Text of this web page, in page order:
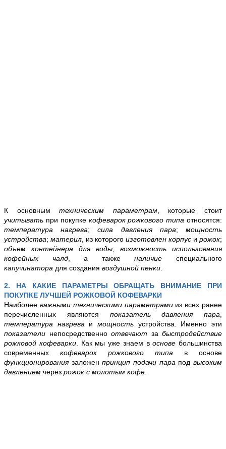
К основнымтехническим параметрам, которые стоит
учитывать при покупке кофеварок рожкового типа относятся:
температура нагрева;сила давления пара;мощность
устройства; материл, из которого изготовлен корпус и рожок;
объем контейнера для воды; возможность использования
кофейных чалд, а такженаличиеспециального
капучинатора для создания воздушной пенки.
2. НА КАКИЕ ПАРАМЕТРЫ ОБРАЩАТЬ ВНИМАНИЕ ПРИ
ПОКУПКЕ ЛУЧШЕЙ РОЖКОВОЙ КОФЕВАРКИ
Наиболее важными техническими параметрамииз всех ранее
перечисленных являются показатель давления пара,
температура нагреваимощность устройства. Именно эти
показатели непосредственно отвечают за быстродействие
рожковой кофеварки. Как мы уже знаем воснове большинства
современных кофеварок рожкового типа в основе
функционирования заложенпринцип подачи параподвысоким
давлением через рожок с молотым кофе.